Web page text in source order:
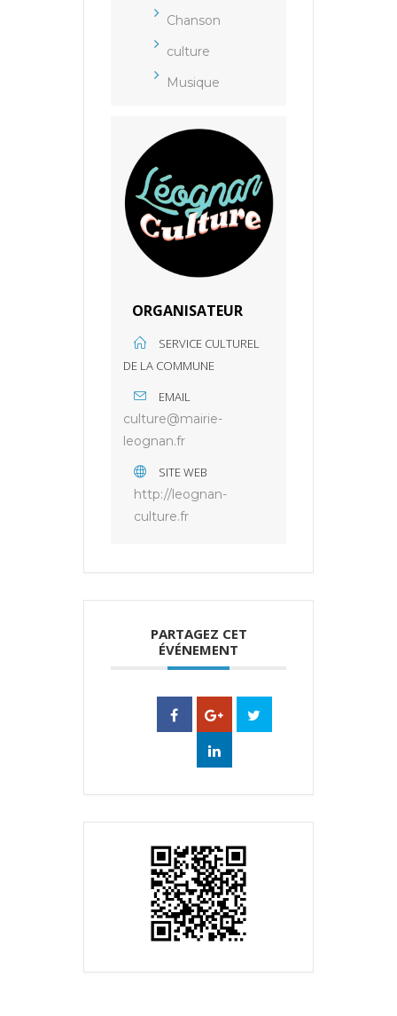
Chanson
culture
Musique
ORGANISATEUR
SERVICE CULTUREL
DE LA COMMUNE
EMAIL
culture@mairie-
leognan.fr
SITE WEB
http://leognan-
culture.fr
PARTAGEZ CET
ÉVÉNEMENT